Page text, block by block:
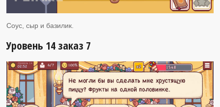
Соус, сыр и базилик.
Уровень 14 заказ 7